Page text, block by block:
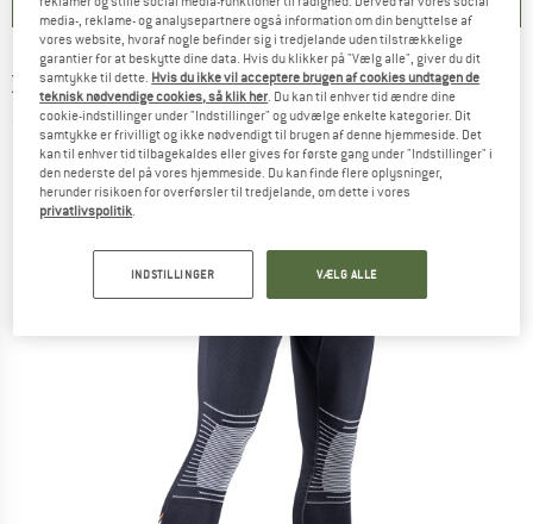
X-BIONIC -Energizer 4.0 Pants - Skiundertøj
(0)
media-, reklame- og analysepartnere også information om din benyttelse af
vores website, hvoraf nogle befinder sig i tredjelande uden tilstrækkelige
garantier for at beskytte dine data. Hvis du klikker på "Vælg alle", giver du dit
samtykke til dette. Hvis du ikke vil acceptere brugen af cookies undtagen de
teknisk nødvendige cookies, så klik her. Du kan til enhver tid ændre dine
cookie-indstillinger under "Indstillinger" og udvælge enkelte kategorier. Dit
samtykke er frivilligt og ikke nødvendigt til brugen af denne hjemmeside. Det
kan til enhver tid tilbagekaldes eller gives for første gang under "Indstillinger" i
den nederste del på vores hjemmeside. Du kan finde flere oplysninger,
herunder risikoen for overførsler til tredjelande, om dette i vores
privatlivspolitik.
INDSTILLINGER VÆLG ALLE